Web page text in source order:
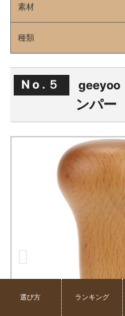
素材
種類
No.５ geeyoo
ンパー
選び方 ランキング